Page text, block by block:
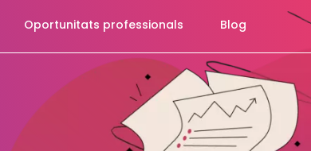
Oportunitats professionals Blog